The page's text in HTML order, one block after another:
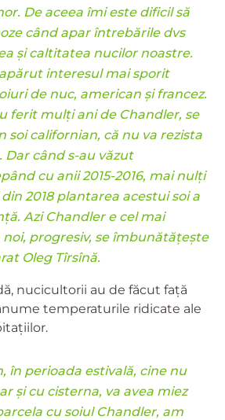
De aceea îmi este dificil să
când apar întrebările dvs
și caltitatea nucilor noastre.
interesul mai sporit
de nuc, american și francez.
ferit mulți ani de Chandler, se
soi californian, că nu va rezista
Dar când s-au văzut
cu anii 2015-2016, mai nulți
2018 plantarea acestui soi a
Azi Chandler e cel mai
progresiv, se îmbunătățește
Oleg Tîrsînă.
nucicultorii au de făcut față
temperaturile ridicate ale
în perioada estivală, cine nu
și cu cisterna, va avea miez
cu soiul Chandler, am